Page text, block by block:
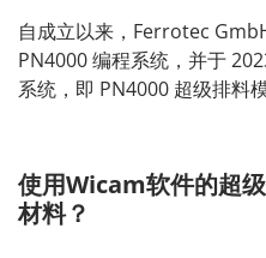
自成立以来，Ferrotec
PN4000 编程系统，并于
系统，即 PN4000 超级排料模
使用Wicam软件的超
材料？